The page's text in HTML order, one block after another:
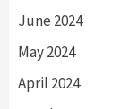
June 2024
May 2024
April 2024